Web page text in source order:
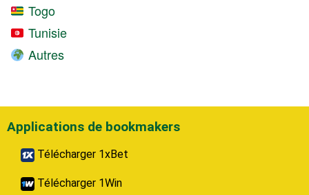
Togo
Tunisie
Autres
Applications de bookmakers
Télécharger 1xBet
Télécharger 1Win